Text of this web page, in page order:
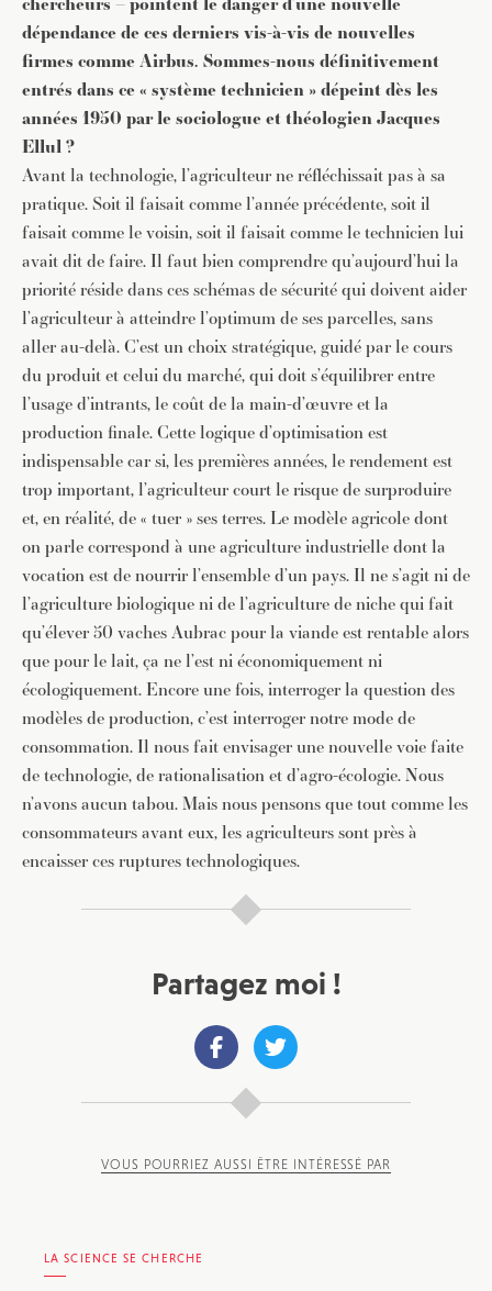
dépendance de ces derniers vis-à-vis de nouvelles
firmes comme Airbus. Sommes-nous définitivement
entrés dans ce « système technicien » dépeint dès les
années 1950 par le sociologue et théologien Jacques
Ellul ?
Avant la technologie, l’agriculteur ne réfléchissait pas à sa
pratique. Soit il faisait comme l’année précédente, soit il
faisait comme le voisin, soit il faisait comme le technicien lui
avait dit de faire. Il faut bien comprendre qu’aujourd’hui la
priorité réside dans ces schémas de sécurité qui doivent aider
l’agriculteur à atteindre l’optimum de ses parcelles, sans
aller au-delà. C’est un choix stratégique, guidé par le cours
du produit et celui du marché, qui doit s’équilibrer entre
l’usage d’intrants, le coût de la main-d’œuvre et la
production finale. Cette logique d’optimisation est
indispensable car si, les premières années, le rendement est
trop important, l’agriculteur court le risque de surproduire
et, en réalité, de « tuer » ses terres. Le modèle agricole dont
on parle correspond à une agriculture industrielle dont la
vocation est de nourrir l’ensemble d’un pays. Il ne s’agit ni de
l’agriculture biologique ni de l’agriculture de niche qui fait
qu’élever 50 vaches Aubrac pour la viande est rentable alors
que pour le lait, ça ne l’est ni économiquement ni
écologiquement. Encore une fois, interroger la question des
modèles de production, c’est interroger notre mode de
consommation. Il nous fait envisager une nouvelle voie faite
de technologie, de rationalisation et d’agro-écologie. Nous
n’avons aucun tabou. Mais nous pensons que tout comme les
consommateurs avant eux, les agriculteurs sont près à
encaisser ces ruptures technologiques.
Partagez moi !
VOUS POURRIEZ AUSSI ÊTRE INTÉRESSÉ PAR
LA SCIENCE SE CHERCHE
JE M'INSCRIS À LA NEWSLETTER
Pour recevoir toutes les deux semaines notre lettre
d’info avec une sélection d’articles …